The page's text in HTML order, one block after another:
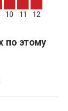
10 11 12
по этому